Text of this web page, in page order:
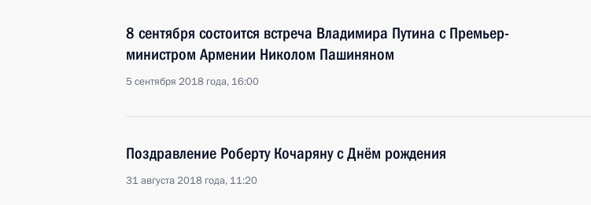
8 сентября состоится встреча Владимира Путина с Премьер-
министром Армении Николом Пашиняном
5 сентября 2018 года, 16:00
Поздравление Роберту Кочаряну с Днём рождения
31 августа 2018 года, 11:20